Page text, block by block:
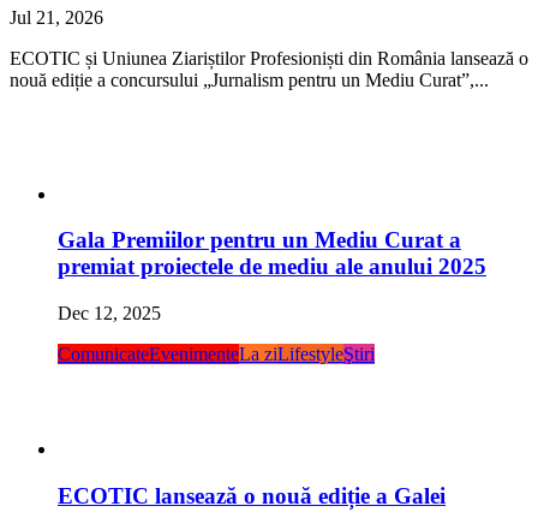
Jul 21, 2026
ECOTIC și Uniunea Ziariștilor Profesioniști din România lansează o
nouă ediție a concursului „Jurnalism pentru un Mediu Curat”,...
Gala Premiilor pentru un Mediu Curat a
premiat proiectele de mediu ale anului 2025
Dec 12, 2025
ComunicateEvenimenteLa ziLifestyleŞtiri
ECOTIC lansează o nouă ediție a Galei